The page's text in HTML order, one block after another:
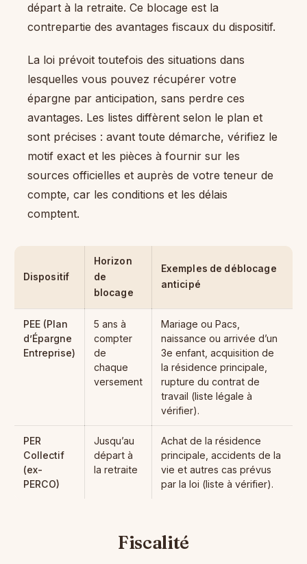
départ à la retraite. Ce blocage est la
contrepartie des avantages fiscaux du dispositif.
La loi prévoit toutefois des situations dans
lesquelles vous pouvez récupérer votre
épargne par anticipation, sans perdre ces
avantages. Les listes diffèrent selon le plan et
sont précises : avant toute démarche, vérifiez le
motif exact et les pièces à fournir sur les
sources officielles et auprès de votre teneur de
compte, car les conditions et les délais
comptent.
Dispositif
Horizon
de
blocage
Exemples de déblocage
anticipé
PEE (Plan
d’Épargne
Entreprise)
5 ans à
compter
de
chaque
versement
Mariage ou Pacs,
naissance ou arrivée d’un
3e enfant, acquisition de
la résidence principale,
rupture du contrat de
travail (liste légale à
vérifier).
PER
Collectif
(ex-
PERCO)
Jusqu’au
départ à
la retraite
Achat de la résidence
principale, accidents de la
vie et autres cas prévus
par la loi (liste à vérifier).
Fiscalité